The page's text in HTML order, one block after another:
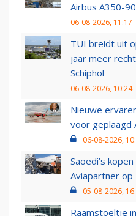
Airbus A350-
06-08-2026, 11:17
TUI breidt uit
jaar meer
Schiphol
06-08-2026, 10:24
Nieuwe
voor geplaagd
06-08-2026,
Saoedi’s
Aviapartner op
05-08-2026,
Raamstoeltje